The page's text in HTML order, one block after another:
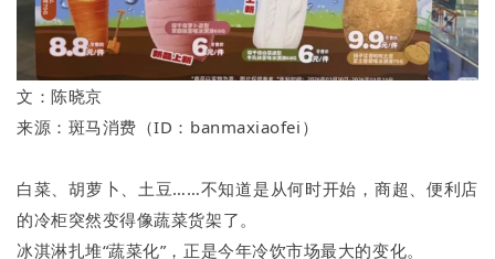
文：陈晓京
来源：斑马消费（ID：banmaxiaofei）
白菜、胡萝卜、土豆……不知道是从何时开始，商超、便利店
的冷柜突然变得像蔬菜货架了。
冰淇淋扎堆“蔬菜化”，正是今年冷饮市场最大的变化。